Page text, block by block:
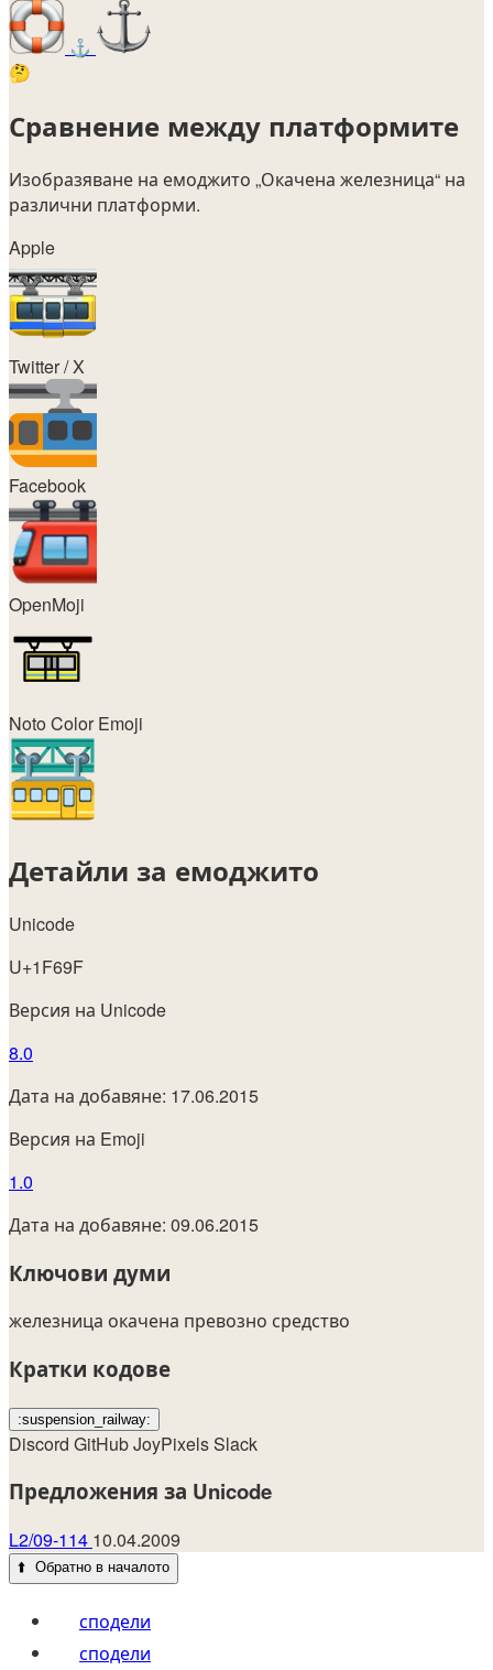
⚓
🤔
Сравнение между платформите
Изобразяване на емоджито „Окачена железница“ на
различни платформи.
Apple
Twitter / X
Facebook
OpenMoji
Noto Color Emoji
Детайли за емоджито
Unicode
U+1F69F
Версия на Unicode
8.0
Дата на добавяне: 17.06.2015
Версия на Emoji
1.0
Дата на добавяне: 09.06.2015
Ключови думи
железница окачена превозно средство
Кратки кодове
:suspension_railway:
Discord GitHubJoyPixelsSlack
Предложения за Unicode
L2/09-114 10.04.2009
⬆️ Обратно в началото
сподели
сподели